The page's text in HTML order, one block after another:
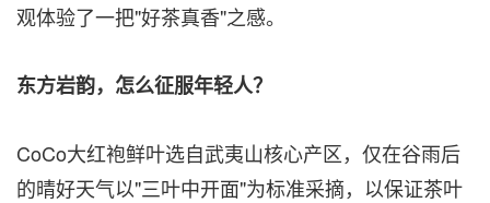
观体验了一把"好茶真香"之感。
东方岩韵，怎么征服年轻人？
CoCo大红袍鲜叶选自武夷山核心产区，仅在谷雨后
的晴好天气以"三叶中开面"为标准采摘，以保证茶叶